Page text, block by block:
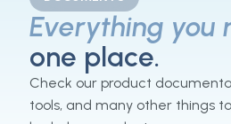
Everything you
one place.
Check our product
tools, and many other things